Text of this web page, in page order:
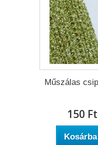
Műszálas
150 Ft‎
Kosárba